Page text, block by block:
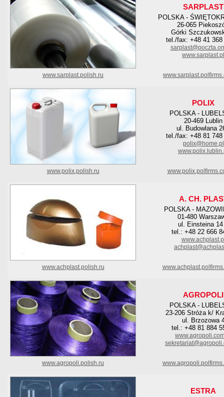
SARPLAST
POLSKA -
26-065
Górki
tel./fax: +48 41 368
www.sarplast.pl
www.sarplast.polish.ru
POLIX
POLSKA -
20-469 Lublin
ul. Budowlana
tel./fax: +48 81 748
polix@home.pl
www.polix.polish.ru
A. CH.
POLSKA -
01-480
ul. Einsteina 14
tel.: +48 22 666
www.achplast.polish.ru
AGROPOLI
POLSKA -
23-206 Stróża k/
ul. Brzozowa
tel.: +48 81 884
www.agropoli.polish.ru
ESTRA